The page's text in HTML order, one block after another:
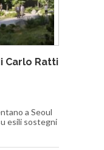
Carlo Ratti
a Seoul
esili sostegni